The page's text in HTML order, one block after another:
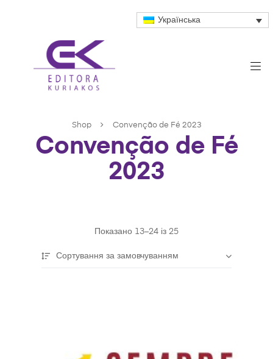
Українська
Shop Convenção de Fé 2023
Convenção de Fé
2023
Показано 13–24 із 25
Сортування за замовчуванням